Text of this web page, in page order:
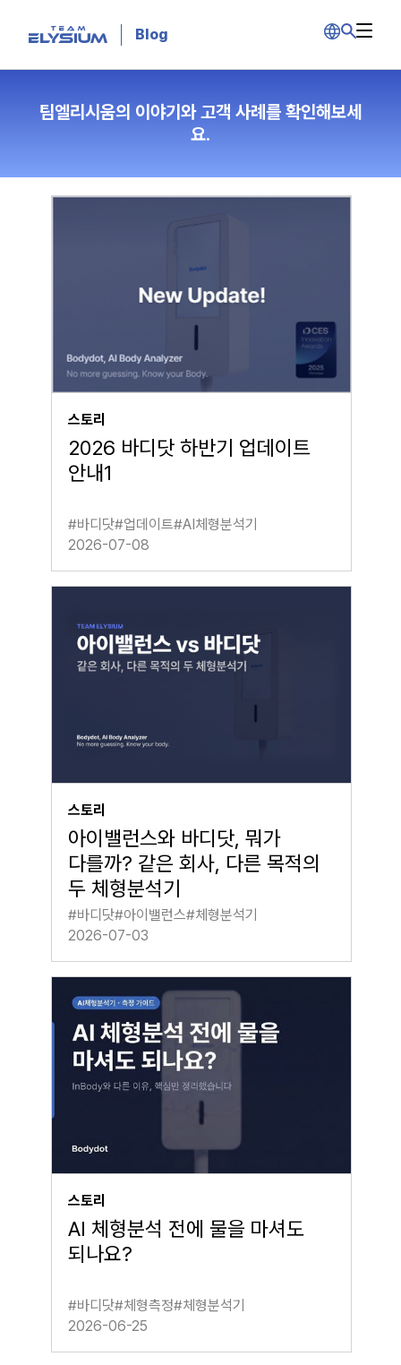
Blog
팀엘리시움의 이야기와 고객 사례를 확인해보세
요.
스토리
2026 바디닷 하반기 업데이트
안내1
#바디닷#업데이트#AI체형분석기
2026-07-08
스토리
아이밸런스와 바디닷, 뭐가
다를까? 같은 회사, 다른 목적의
두 체형분석기
#바디닷#아이밸런스#체형분석기
2026-07-03
스토리
AI 체형분석 전에 물을 마셔도
되나요?
#바디닷#체형측정#체형분석기
2026-06-25